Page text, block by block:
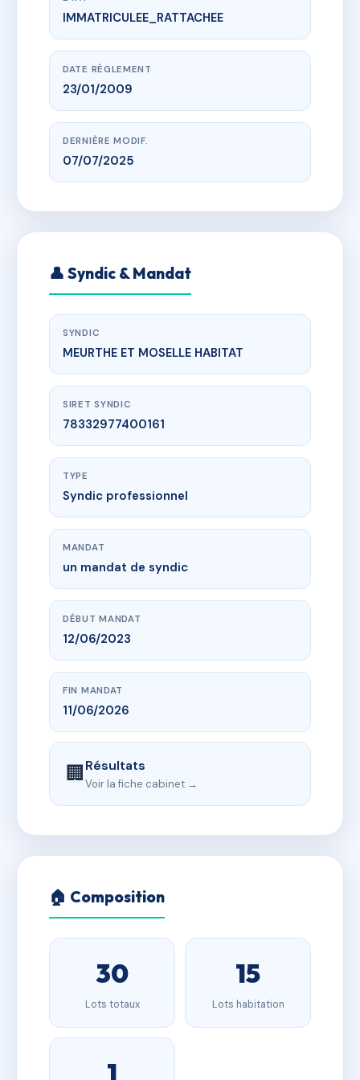
www.vme.plus/AF1975663
georges de la tour
r jean moulin, 54360 Damelevières
IMMATRICULEE_RATTACHEE
DATE RÈGLEMENT
23/01/2009
DERNIÈRE MODIF.
07/07/2025
👤 Syndic & Mandat
SYNDIC
MEURTHE ET MOSELLE HABITAT
SIRET SYNDIC
78332977400161
TYPE
Syndic professionnel
MANDAT
un mandat de syndic
DÉBUT MANDAT
12/06/2023
FIN MANDAT
11/06/2026
🏢Résultats
Voir la fiche cabinet →
🏠 Composition
30
Lots totaux
15
Lots habitation
1